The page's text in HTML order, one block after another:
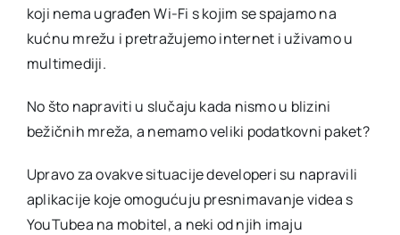
koji nema ugrađen Wi-Fi s kojim se spajamo na
kućnu mrežu i pretražujemo internet i uživamo u
multimediji.
No što napraviti u slučaju kada nismo u blizini
bežičnih mreža, a nemamo veliki podatkovni paket?
Upravo za ovakve situacije developeri su napravili
aplikacije koje omogućuju presnimavanje videa s
YouTubea na mobitel, a neki od njih imaju